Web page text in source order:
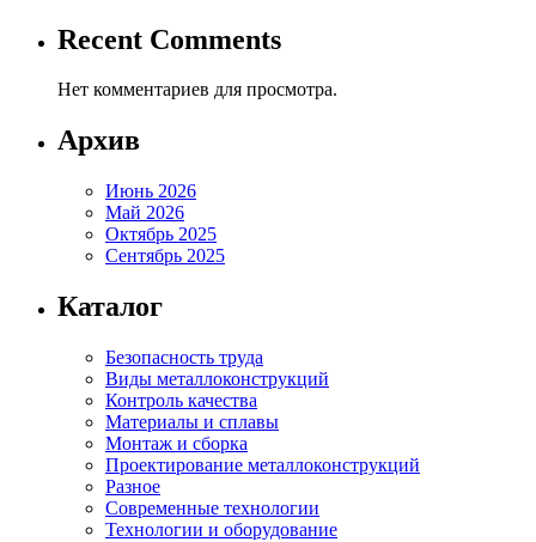
Recent Comments
Нет комментариев для просмотра.
Архив
Июнь 2026
Май 2026
Октябрь 2025
Сентябрь 2025
Каталог
Безопасность труда
Виды металлоконструкций
Контроль качества
Материалы и сплавы
Монтаж и сборка
Проектирование металлоконструкций
Разное
Современные технологии
Технологии и оборудование